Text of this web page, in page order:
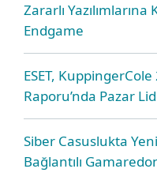
Zararlı
Endgame
ESET,
Raporu’nda Pazar
Siber Casuslukta
Bağlantılı